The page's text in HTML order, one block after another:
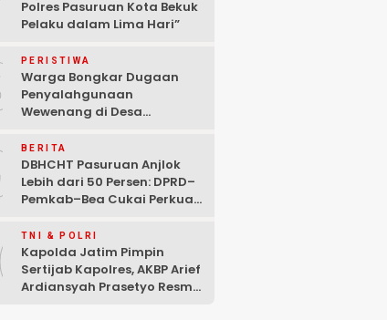
Polres Pasuruan Kota Bekuk
Pelaku dalam Lima Hari” ‎
PERISTIWA
Warga Bongkar Dugaan
Penyalahgunaan
Wewenang di Desa
Mencuat
BERITA
DBHCHT Pasuruan Anjlok
Lebih dari 50 Persen: DPRD–
Pemkab–Bea Cukai Perkuat
Rokok Ilegal
TNI & POLRI
Kapolda Jatim Pimpin
Sertijab Kapolres, AKBP Arief
Ardiansyah Prasetyo Resmi